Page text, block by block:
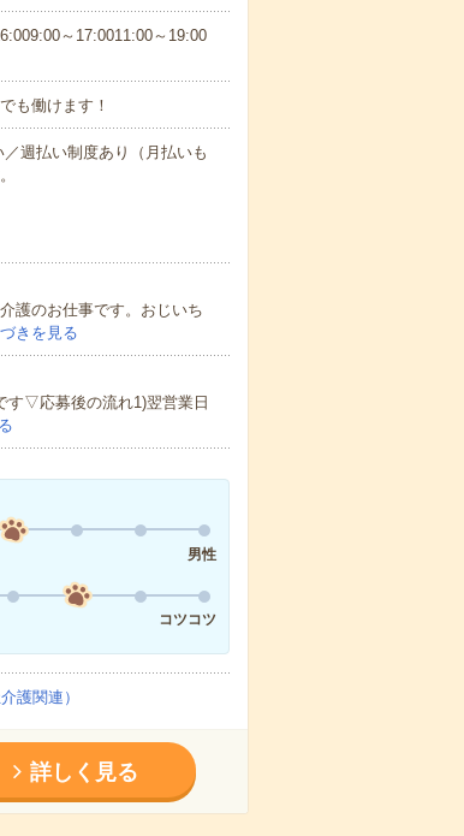
～17:0011:00～19:00
働けます！
週払い制度あり（月払いも
護のお仕事です。おじいち
きを見る
▽応募後の流れ1)翌営業日
男性
コツコツ
護関連）
詳しく見る